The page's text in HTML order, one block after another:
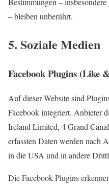
– bleiben unberührt.
5. Soziale Medien
Facebook Plugins (Like
Auf dieser Website sind
Facebook integriert. Anbieter
Ireland Limited, 4 Grand
erfassten Daten werden nach
in die USA und in andere
Die Facebook Plugins